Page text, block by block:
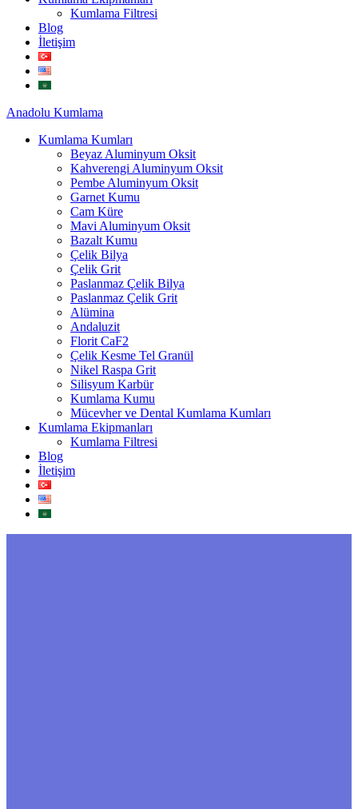
Kumlama Filtresi
Blog
İletişim
Anadolu Kumlama
Kumlama Kumları
Beyaz Aluminyum Oksit
Kahverengi Aluminyum Oksit
Pembe Aluminyum Oksit
Garnet Kumu
Cam Küre
Mavi Aluminyum Oksit
Bazalt Kumu
Çelik Bilya
Çelik Grit
Paslanmaz Çelik Bilya
Paslanmaz Çelik Grit
Alümina
Andaluzit
Florit CaF2
Çelik Kesme Tel Granül
Nikel Raspa Grit
Silisyum Karbür
Kumlama Kumu
Mücevher ve Dental Kumlama Kumları
Kumlama Ekipmanları
Kumlama Filtresi
Blog
İletişim